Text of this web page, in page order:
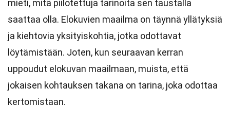
mieti, mitä piilotettuja tarinoita sen taustalla
saattaa olla. Elokuvien maailma on täynnä yllätyksiä
ja kiehtovia yksityiskohtia, jotka odottavat
löytämistään. Joten, kun seuraavan kerran
uppoudut elokuvan maailmaan, muista, että
jokaisen kohtauksen takana on tarina, joka odottaa
kertomistaan.